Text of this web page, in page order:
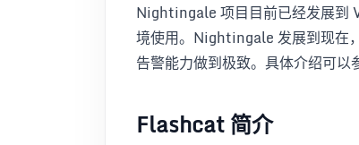
Nightingale 项目目前已经发展到
境使用。Nightingale 发展到现在
告警能力做到极致。具体介绍可以
Flashcat 简介